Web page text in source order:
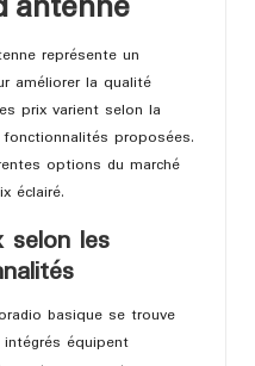
représente un
améliorer la qualité
prix varient selon la
proposées.
options du marché
éclairé.
selon les
basique se trouve
équipent